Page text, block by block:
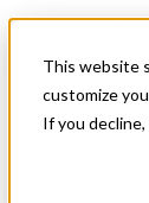
This website
customize
If you
News &
Get Started
Menu